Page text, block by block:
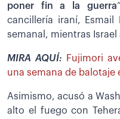
poner fin a la guerra
cancillería iraní,
semanal, mientras
MIRA AQUÍ:
Fujimori
una semana de balotaje
Asimismo, acusó a
alto el fuego con